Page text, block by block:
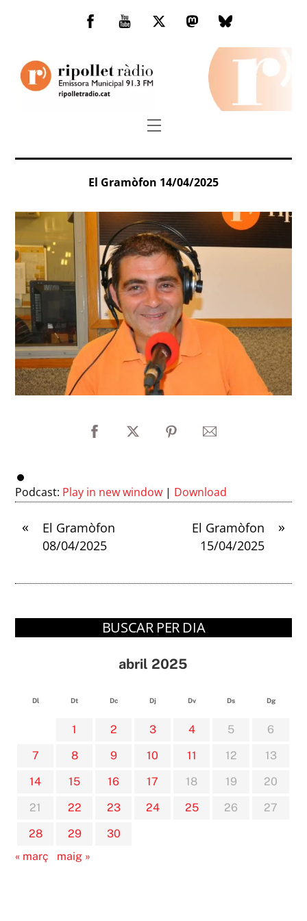
Facebook
You
TwitterMastodonBluesky
Menu
El Gramòfon 14/04/2025
Podcast: Play in new window | Download
«
El Gramòfon
08/04/2025
»
El Gramòfon
15/04/2025
BUSCAR PER DIA
abril 2025
Dl Dt Dc Dj Dv Ds Dg
1 2 3 4 5
6
7
8 9 10 11 12
13
14
15 16 17 18 19
20
21
22 23 24 25 26
27
28
29
30
« març
maig »